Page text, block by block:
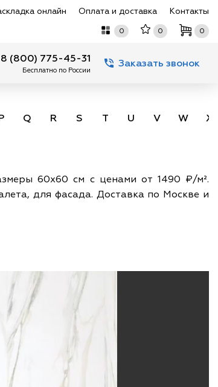
онлайн Оплата и доставка Контакты
0 0 0
8 (800) 775-45-31
Бесплатно по России
Заказать звонок
Q R S T U V W X
60х60 см с ценами от 1490 ₽/м².
для фасада. Доставка по Москве и